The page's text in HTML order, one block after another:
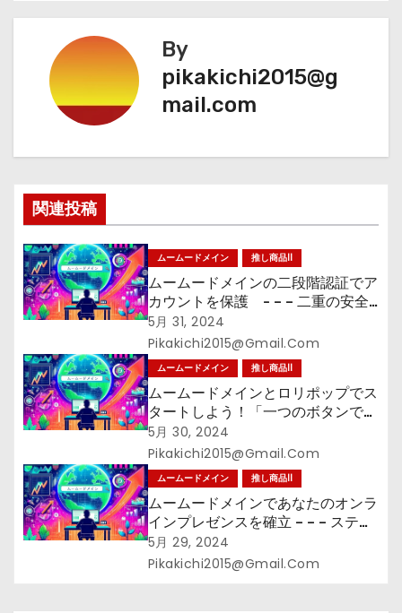
ナ
ビ
ゲ
ョ
ン
By
pikakichi2015@g
mail.com
関連投稿
ムームードメイン 推し商品II
ムームードメインの二段階認証でア
カウントを保護 - – – 二重の安全
を手に入れよう！
5月 31, 2024
Pikakichi2015@gmail.com
ムームードメイン 推し商品II
ムームードメインとロリポップでス
タートしよう！「一つのボタンで始
まる、あなたのウェブサイト」
5月 30, 2024
Pikakichi2015@gmail.com
ムームードメイン 推し商品II
ムームードメインであなたのオンラ
インプレゼンスを確立 – – – ステッ
プバイステップで簡単登録！
5月 29, 2024
Pikakichi2015@gmail.com